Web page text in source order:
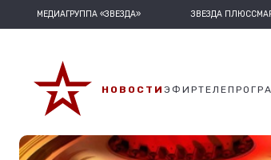
МЕДИАГРУППА «ЗВЕЗДА» ЗВЕЗДА ПЛЮС
НОВОСТИ ЭФИР